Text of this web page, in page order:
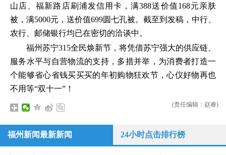
山店、福新路店刷浦发信用卡，满388送价值168元亲肤
被，满5000元，送价值699圆七孔被。截至到发稿，中行、
农行、邮储银行均已在密切的洽谈中。
福州苏宁315全民焕新节，将凭借苏宁强大的供应链、
服务水平与自营物流的支持，多措并举，为消费者打造一
个能够省心省钱买买买的年初购物狂欢节，心仪好物再也
不用等“双十一”！
(责任编辑：赵睿)
福州新闻最新新闻 24小时点击排行榜